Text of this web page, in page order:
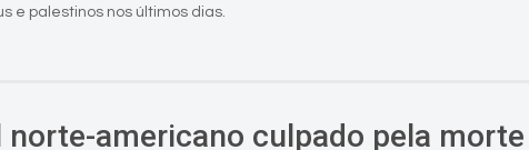
e palestinos nos últimos dias.
americano culpado pela morte